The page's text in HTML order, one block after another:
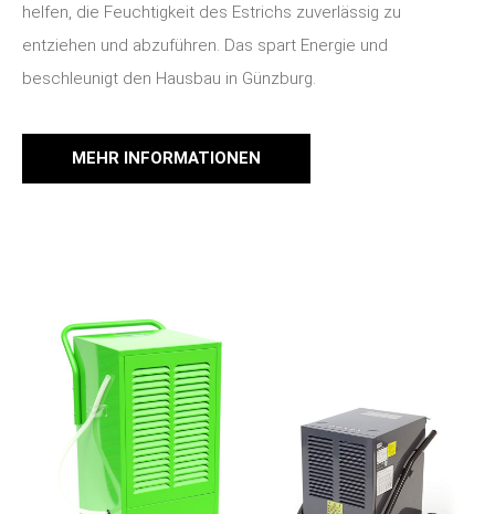
helfen, die Feuchtigkeit des Estrichs zuverlässig zu
entziehen und abzuführen. Das spart Energie und
beschleunigt den Hausbau in Günzburg.
MEHR INFORMATIONEN